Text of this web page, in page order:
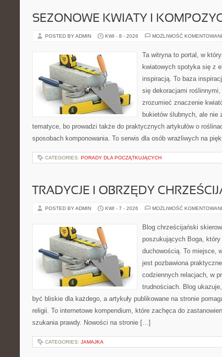
SEZONOWE KWIATY I
POSTED BY ADMIN KWI - 8 - 2026 MOŻLIWOŚĆ
Ta witryna to portal, w
kwiatowych spotyka się z
inspiracją. To baza
się dekoracjami
zrozumieć znaczenie
bukietów ślubnych, ale nie
tematyce, bo prowadzi także do praktycznych artykułów o
sposobach komponowania. To serwis dla osób wrażliwych na
CATEGORIES: PORADY DLA POCZĄTKUJĄCYCH
TRADYCJE I OBRZĘDY
POSTED BY ADMIN KWI - 7 - 2026 MOŻLIWOŚĆ
Blog chrześcijański
poszukujących Boga,
duchowością. To miejsce,
jest pozbawiona
codziennych relacjach, w
trudnościach. Blog
być bliskie dla każdego, a artykuły publikowane na stronie
religii. To internetowe kompendium, które zachęca do
szukania prawdy. Nowości na stronie […]
CATEGORIES: JAMAJKA